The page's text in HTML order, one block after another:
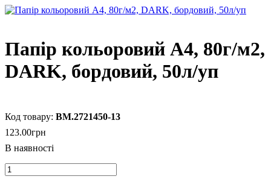
Папір кольоровий А4, 80г/м2,
DARK, бордовий, 50л/уп
BM.2721450-13
123.00грн